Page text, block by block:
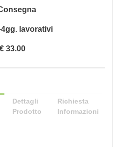
lavorativi
€ 33.00
Dettagli
Prodotto
Richiesta
Informazioni